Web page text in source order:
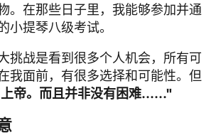
。在那些日子里，我能够参加并通
小提琴八级考试。
挑战是看到很多个人机会，所有可
我面前，有很多选择和可能性。但
帝。而且并非没有困难......"